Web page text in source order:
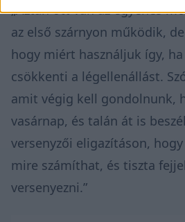
„Aztán ott van az egyenes
az első szárnyon működik,
hogy miért használjuk így,
csökkenti a légellenállást.
amit végig kell gondolnunk,
vasárnap, és talán át is
versenyzői eligazításon,
mire számíthat, és tiszta
versenyezni.”